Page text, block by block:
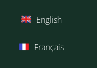
English
Français